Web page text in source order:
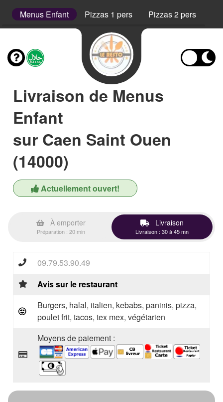
Menus Enfant Pizzas 1 pers Pizzas 2 pers
Livraison de Menus
Enfant
sur Caen Saint Ouen
(14000)
Actuellement ouvert!
À emporter
Préparation : 20 min
Livraison
Livraison : 30 à 45 mn
09.79.53.90.49
Avis sur le restaurant
Burgers, halal, italien, kebabs, paninis, pizza,
poulet frit, tacos, tex mex, végétarien
Moyens de paiement :